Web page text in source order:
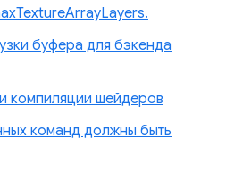
буфера для бэкенда
компиляции шейдеров
команд должны быть